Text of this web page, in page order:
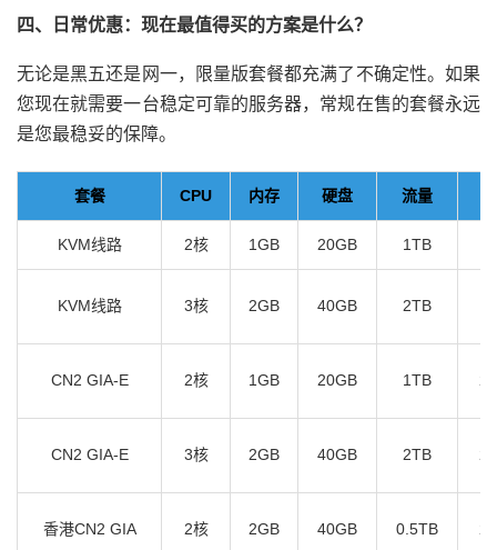
四、日常优惠：现在最值得买的方案是什么？
无论是黑五还是网一，限量版套餐都充满了不确定性。如果
您现在就需要一台稳定可靠的服务器，常规在售的套餐永远
是您最稳妥的保障。
套餐 CPU 内存 硬盘 流量
KVM线路 2核 1GB 20GB 1TB
KVM线路 3核 2GB 40GB 2TB
CN2 GIA-E 2核 1GB 20GB 1TB
CN2 GIA-E 3核 2GB 40GB 2TB
香港CN2 GIA 2核 2GB 40GB 0.5TB